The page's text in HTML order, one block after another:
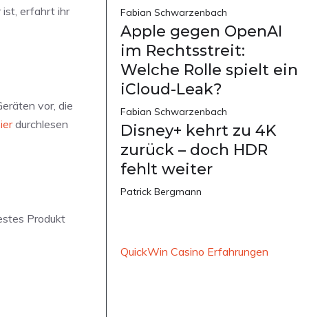
ist, erfahrt ihr
vor, die
durchlesen
Produkt
Fabian Schwarzenbach
Apple gegen OpenAI
im Rechtsstreit:
Welche Rolle spielt ein
iCloud-Leak?
Fabian Schwarzenbach
Disney+ kehrt zu 4K
zurück – doch HDR
fehlt weiter
Patrick Bergmann
QuickWin Casino Erfahrungen